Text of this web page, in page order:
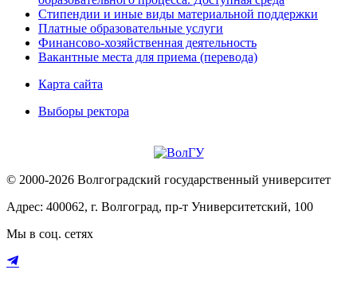
Стипендии и иные виды материальной поддержки
Платные образовательные услуги
Финансово-хозяйственная деятельность
Вакантные места для приема (перевода)
Карта сайта
Выборы ректора
© 2000-2026 Волгоградский государственный университет
Адрес: 400062, г. Волгоград, пр-т Университетский, 100
Мы в соц. сетях